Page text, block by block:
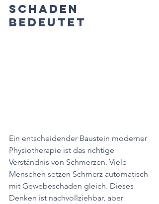
Schaden
bedeutet
Ein entscheidender Baustein moderner
Physiotherapie ist das richtige
Verständnis von Schmerzen. Viele
Menschen setzen Schmerz automatisch
mit Gewebeschaden gleich. Dieses
Denken ist nachvollziehbar, aber